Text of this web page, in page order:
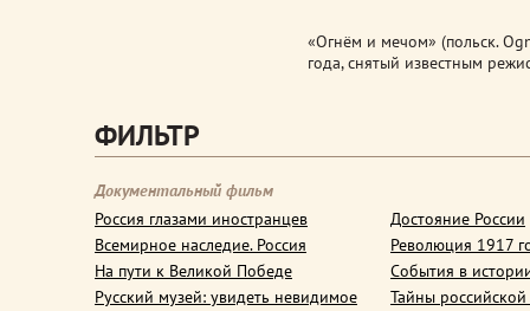
«Огнём и мечом» (польск.
года, снятый известным
ФИЛЬТР
Документальный фильм
Россия глазами иностранцев
Всемирное наследие. Россия
На пути к Великой Победе
Русский музей: увидеть невидимое
Достояние России
Революция 1917
События в
Тайны